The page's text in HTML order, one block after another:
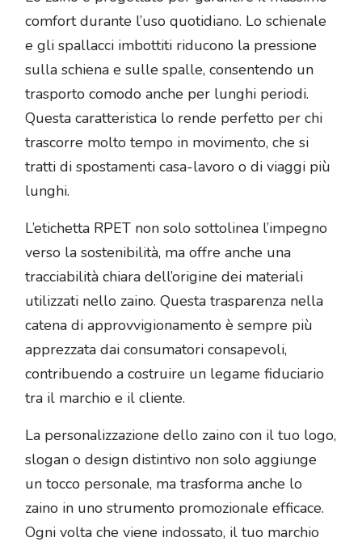
comfort durante l’uso quotidiano. Lo schienale
e gli spallacci imbottiti riducono la pressione
sulla schiena e sulle spalle, consentendo un
trasporto comodo anche per lunghi periodi.
Questa caratteristica lo rende perfetto per chi
trascorre molto tempo in movimento, che si
tratti di spostamenti casa-lavoro o di viaggi più
lunghi.
L’etichetta RPET non solo sottolinea l’impegno
verso la sostenibilità, ma offre anche una
tracciabilità chiara dell’origine dei materiali
utilizzati nello zaino. Questa trasparenza nella
catena di approvvigionamento è sempre più
apprezzata dai consumatori consapevoli,
contribuendo a costruire un legame fiduciario
tra il marchio e il cliente.
La personalizzazione dello zaino con il tuo logo,
slogan o design distintivo non solo aggiunge
un tocco personale, ma trasforma anche lo
zaino in uno strumento promozionale efficace.
Ogni volta che viene indossato, il tuo marchio